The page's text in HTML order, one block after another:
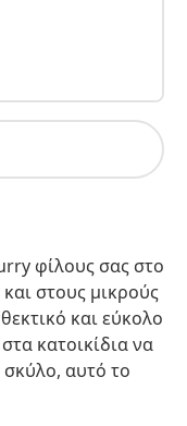
φίλους σας στο
στους μικρούς
και εύκολο
κατοικίδια να
αυτό το